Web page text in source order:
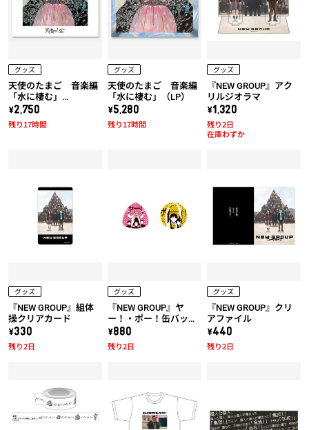
グッズ
天使のたまご 音楽編
「水に棲む」
（UHQCD）
\2,750
残り17時間
グッズ
天使のたまご 音楽編
「水に棲む」（LP）
\5,280
残り17時間
グッズ
『NEW GROUP』アク
リルジオラマ
\1,320
在庫わずか
残り2日
グッズ
『NEW GROUP』組体
操クリアカード
\330
残り2日
グッズ
『NEW GROUP』ヤ
ー！・ポー！缶バッジ
セット
\880
残り2日
グッズ
『NEW GROUP』クリ
アファイル
\440
残り2日